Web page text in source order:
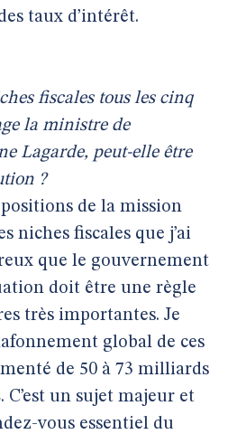
taux d’intérêt.
fiscales tous les cinq
la ministre de
Lagarde, peut-elle être
?
de la mission
niches fiscales que j’ai
que le gouvernement
doit être une règle
très importantes. Je
global de ces
de 50 à 73 milliards
C’est un sujet majeur et
vous essentiel du